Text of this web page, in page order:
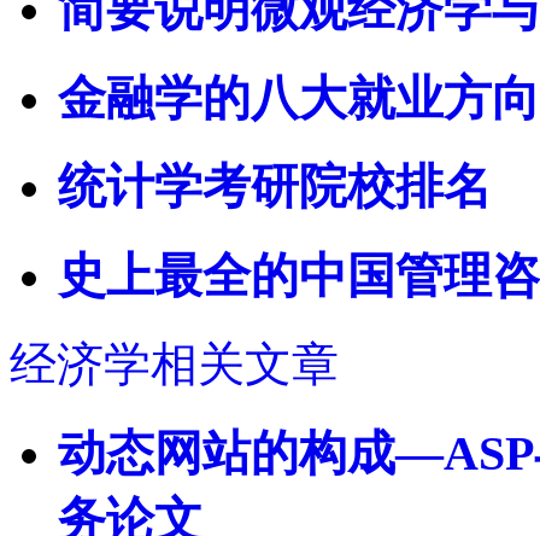
金融学的八大就业方
统计学考研院校排名
史上最全的中国管理
经济学相关文章
动态网站的构成
务论文